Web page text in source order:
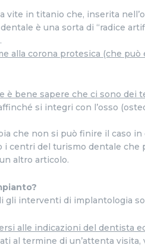
vite in titanio che, inserita
è una sorta di “radice
alla corona protesica (che
è bene sapere che ci sono dei
si integri con l’osso
che non si può finire il caso in
i centri del turismo dentale
altro articolo.
gli interventi di implantologia
alle indicazioni del dentista
al termine di un’attenta